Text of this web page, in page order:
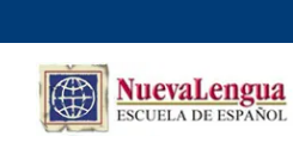
to
content